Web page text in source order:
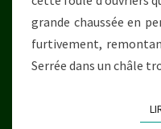
grande chaussée en
furtivement,
Serrée dans un châle